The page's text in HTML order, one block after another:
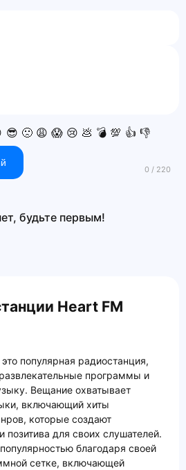
😎 🙁 😩 😱 😢 💩 💣 💯 👍 👎
будьте первым!
Heart FM
популярная радиостанция,
программы и
Вещание охватывает
включающий хиты
которые создают
позитива для своих слушателей.
благодаря своей
сетке, включающей